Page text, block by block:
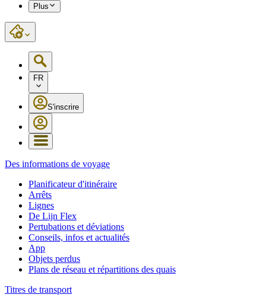
Plus
FR
S'inscrire
Des informations de voyage
Planificateur d'itinéraire
Arrêts
Lignes
De Lijn Flex
Pertubations et déviations
Conseils, infos et actualités
App
Objets perdus
Plans de réseau et répartitions des quais
Titres de transport